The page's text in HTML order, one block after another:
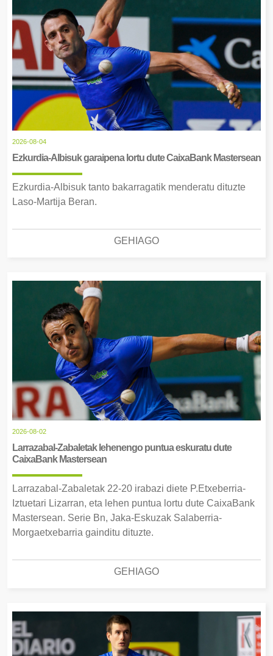
2026-08-04
Ezkurdia-Albisuk garaipena lortu dute CaixaBank Mastersean
Ezkurdia-Albisuk tanto bakarragatik menderatu dituzte
Laso-Martija Beran.
GEHIAGO
2026-08-02
Larrazabal-Zabaletak lehenengo puntua eskuratu dute
CaixaBank Mastersean
Larrazabal-Zabaletak 22-20 irabazi diete P.Etxeberria-
Iztuetari Lizarran, eta lehen puntua lortu dute CaixaBank
Mastersean. Serie Bn, Jaka-Eskuzak Salaberria-
Morgaetxebarria gainditu dituzte.
GEHIAGO